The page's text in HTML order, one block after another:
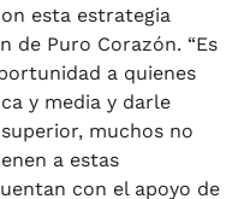
esta estrategia
de Puro Corazón. “Es
a quienes
y media y darle
muchos no
a estas
con el apoyo de